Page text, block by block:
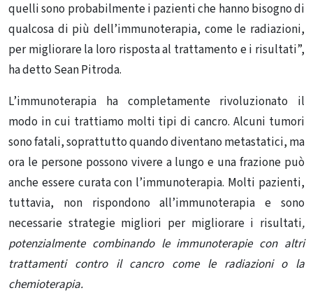
quelli sono probabilmente i pazienti che hanno bisogno di
qualcosa di più dell’immunoterapia, come le radiazioni,
per migliorare la loro risposta al trattamento e i risultati”,
ha detto Sean Pitroda.
L’immunoterapia ha completamente rivoluzionato il
modo in cui trattiamo molti tipi di cancro. Alcuni tumori
sono fatali, soprattutto quando diventano metastatici, ma
ora le persone possono vivere a lungo e una frazione può
anche essere curata con l’immunoterapia. Molti pazienti,
tuttavia, non rispondono all’immunoterapia e sono
necessarie strategie migliori per migliorare i risultati,
potenzialmente combinando le immunoterapie con altri
trattamenti contro il cancro come le radiazioni o la
chemioterapia.